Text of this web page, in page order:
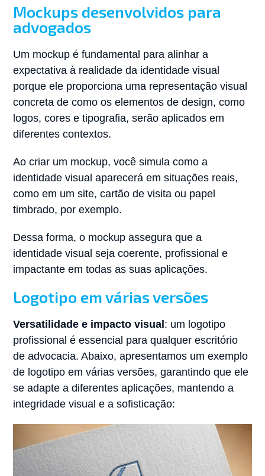
Mockups desenvolvidos para
advogados
Um mockup é fundamental para alinhar a
expectativa à realidade da identidade visual
porque ele proporciona uma representação visual
concreta de como os elementos de design, como
logos, cores e tipografia, serão aplicados em
diferentes contextos.
Ao criar um mockup, você simula como a
identidade visual aparecerá em situações reais,
como em um site, cartão de visita ou papel
timbrado, por exemplo.
Dessa forma, o mockup assegura que a
identidade visual seja coerente, profissional e
impactante em todas as suas aplicações.
Logotipo em várias versões
Versatilidade e impacto visual : um logotipo
profissional é essencial para qualquer escritório
de advocacia. Abaixo, apresentamos um exemplo
de logotipo em várias versões, garantindo que ele
se adapte a diferentes aplicações, mantendo a
integridade visual e a sofisticação: